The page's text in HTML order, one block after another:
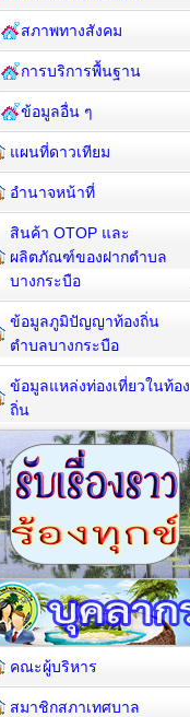
สภาพทางสังคม
การบริการพื้นฐาน
ข้อมูลอื่น ๆ
แผนที่ดาวเทียม
อำนาจหน้าที่
สินค้า OTOP และ
ผลิตภัณฑ์ของฝากตำบล
บางกระบือ
ข้อมูลภูมิปัญญาท้องถิ่น
ตำบลบางกระบือ
ข้อมูลแหล่งท่องเที่ยวในท้อง
ถิ่น
คณะผู้บริหาร
สมาชิกสภาเทศบาล